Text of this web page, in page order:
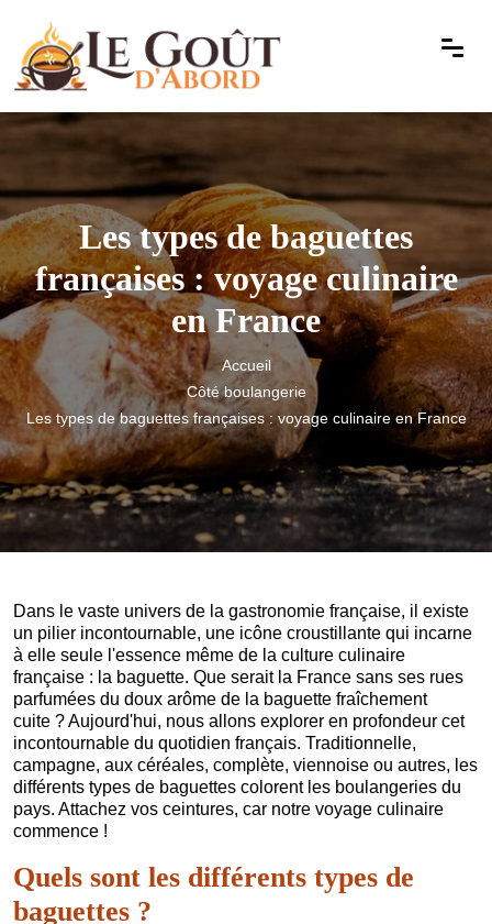
Les types de baguettes
françaises : voyage culinaire
en France
Accueil
Côté boulangerie
Les types de baguettes françaises : voyage culinaire en France
Dans le vaste univers de la gastronomie française, il existe
un pilier incontournable, une icône croustillante qui incarne
à elle seule l'essence même de la culture culinaire
française : la baguette. Que serait la France sans ses rues
parfumées du doux arôme de la baguette fraîchement
cuite ? Aujourd'hui, nous allons explorer en profondeur cet
incontournable du quotidien français. Traditionnelle,
campagne, aux céréales, complète, viennoise ou autres, les
différents types de baguettes colorent les boulangeries du
pays. Attachez vos ceintures, car notre voyage culinaire
commence !
Quels sont les différents types de
baguettes ?